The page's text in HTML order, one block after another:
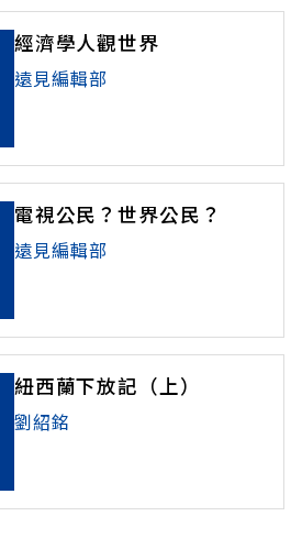
經濟學人觀世界
遠見編輯部
電視公民？世界公民？
遠見編輯部
紐西蘭下放記（上）
劉紹銘